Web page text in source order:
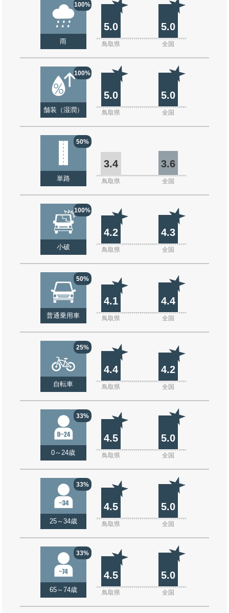
100%
雨
5.0 5.0
鳥取県 全国
100%
舗装（湿潤）
5.0 5.0
鳥取県 全国
50%
単路
3.4 3.6
鳥取県 全国
100%
小破
4.2 4.3
鳥取県 全国
50%
普通乗用車
4.1 4.4
鳥取県 全国
25%
自転車
4.4 4.2
鳥取県 全国
33%
0～24歳
4.5 5.0
鳥取県 全国
33%
25～34歳
4.5 5.0
鳥取県 全国
33%
65～74歳
4.5 5.0
鳥取県 全国